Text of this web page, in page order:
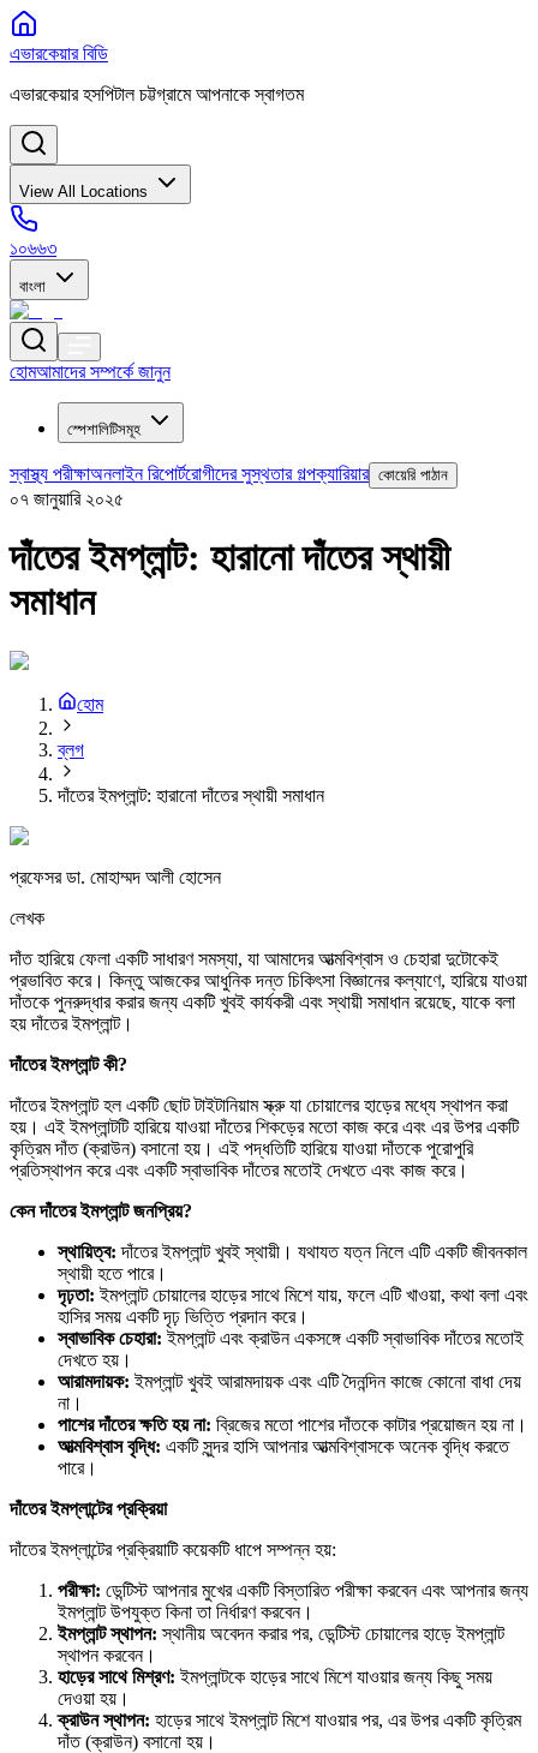
এভারকেয়ার বিডি
এভারকেয়ার হসপিটাল চট্টগ্রামে আপনাকে স্বাগতম
View All Locations
১০৬৬৩
বাংলা
হোমআমাদের সম্পর্কে জানুন
স্পেশালিটিসমূহ
স্বাস্থ্য পরীক্ষাঅনলাইন রিপোর্টরোগীদের সুস্থতার গল্পক্যারিয়ার কোয়েরি পাঠান
০৭ জানুয়ারি ২০২৫
দাঁতের ইমপ্লান্ট: হারানো দাঁতের স্থায়ী
সমাধান
হোম
ব্লগ
দাঁতের ইমপ্লান্ট: হারানো দাঁতের স্থায়ী সমাধান
প্রফেসর ডা. মোহাম্মদ আলী হোসেন
লেখক
দাঁত হারিয়ে ফেলা একটি সাধারণ সমস্যা, যা আমাদের আত্মবিশ্বাস ও চেহারা দুটোকেই
প্রভাবিত করে। কিন্তু আজকের আধুনিক দন্ত চিকিৎসা বিজ্ঞানের কল্যাণে, হারিয়ে যাওয়া
দাঁতকে পুনরুদ্ধার করার জন্য একটি খুবই কার্যকরী এবং স্থায়ী সমাধান রয়েছে, যাকে বলা
হয় দাঁতের ইমপ্লান্ট।
দাঁতেরইমপ্লান্টকী?
দাঁতের ইমপ্লান্ট হল একটি ছোট টাইটানিয়াম স্ক্রু যা চোয়ালের হাড়ের মধ্যে স্থাপন করা
হয়। এই ইমপ্লান্টটি হারিয়ে যাওয়া দাঁতের শিকড়ের মতো কাজ করে এবং এর উপর একটি
কৃত্রিম দাঁত (ক্রাউন) বসানো হয়। এই পদ্ধতিটি হারিয়ে যাওয়া দাঁতকে পুরোপুরি
প্রতিস্থাপন করে এবং একটি স্বাভাবিক দাঁতের মতোই দেখতে এবং কাজ করে।
কেনদাঁতেরইমপ্লান্টজনপ্রিয়?
স্থায়িত্ব: দাঁতের ইমপ্লান্ট খুবই স্থায়ী। যথাযত যত্ন নিলে এটি একটি জীবনকাল
স্থায়ী হতে পারে।
দৃঢ়তা: ইমপ্লান্ট চোয়ালের হাড়ের সাথে মিশে যায়, ফলে এটি খাওয়া, কথা বলা এবং
হাসির সময় একটি দৃঢ় ভিত্তি প্রদান করে।
স্বাভাবিকচেহারা: ইমপ্লান্ট এবং ক্রাউন একসঙ্গে একটি স্বাভাবিক দাঁতের মতোই
দেখতে হয়।
আরামদায়ক: ইমপ্লান্ট খুবই আরামদায়ক এবং এটি দৈনন্দিন কাজে কোনো বাধা দেয়
না।
পাশেরদাঁতেরক্ষতিহয়না: ব্রিজের মতো পাশের দাঁতকে কাটার প্রয়োজন হয় না।
আত্মবিশ্বাসবৃদ্ধি: একটি সুন্দর হাসি আপনার আত্মবিশ্বাসকে অনেক বৃদ্ধি করতে
পারে।
দাঁতেরইমপ্লান্টেরপ্রক্রিয়া
দাঁতের ইমপ্লান্টের প্রক্রিয়াটি কয়েকটি ধাপে সম্পন্ন হয়:
পরীক্ষা: ডেন্টিস্ট আপনার মুখের একটি বিস্তারিত পরীক্ষা করবেন এবং আপনার জন্য
ইমপ্লান্ট উপযুক্ত কিনা তা নির্ধারণ করবেন।
ইমপ্লান্টস্থাপন: স্থানীয় অবেদন করার পর, ডেন্টিস্ট চোয়ালের হাড়ে ইমপ্লান্ট
স্থাপন করবেন।
হাড়েরসাথেমিশ্রণ: ইমপ্লান্টকে হাড়ের সাথে মিশে যাওয়ার জন্য কিছু সময়
দেওয়া হয়।
ক্রাউনস্থাপন: হাড়ের সাথে ইমপ্লান্ট মিশে যাওয়ার পর, এর উপর একটি কৃত্রিম
দাঁত (ক্রাউন) বসানো হয়।